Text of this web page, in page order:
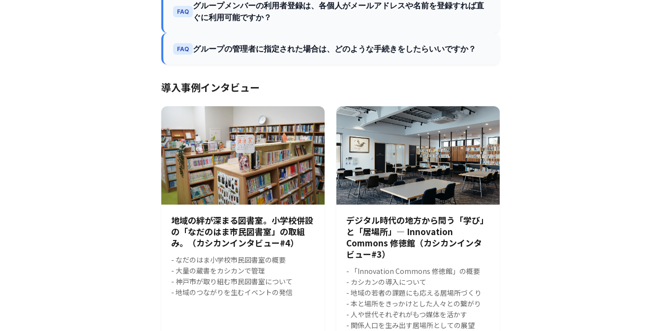
FAQ
グループメンバーの利用者登録は、各個人がメールアドレスや名前を登録すれば直
ぐに利用可能ですか？
FAQ グループの管理者に指定された場合は、どのような手続きをしたらいいですか？
導入事例インタビュー
地域の絆が深まる図書室。小学校併設
の「なだのはま市民図書室」の取組
み。（カシカンインタビュー#4）
- なだのはま小学校市民図書室の概要
- 大量の蔵書をカシカンで管理
- 神戸市が取り組む市民図書室について
- 地域のつながりを生むイベントの発信
デジタル時代の地方から問う「学び」
と「居場所」― Innovation
Commons 修徳館（カシカンインタ
ビュー#3）
- 「Innovation Commons 修徳館」の概要
- カシカンの導入について
- 地域の若者の課題にも応える居場所づくり
- 本と場所をきっかけとした人々との繋がり
- 人や世代それぞれがもつ媒体を活かす
- 関係人口を生み出す居場所としての展望